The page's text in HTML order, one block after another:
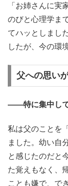
「お姉さんに実
のびと心理学ま
てハッとしまし
したが、今の環
父への思い
――特に集中して
私は父のことを
ました。幼い自
と感じたのだと
た覚えもなく、
ことも嫌で、で